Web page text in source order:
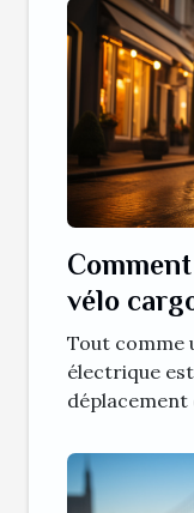
vélo
Tout comme
électrique
déplacement